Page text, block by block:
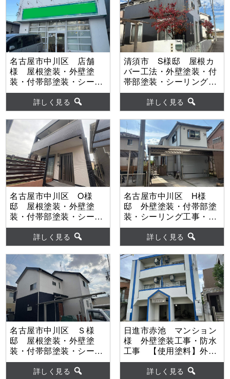
名古屋市中川区 店舗
様 屋根塗装・外壁塗
装・付帯部塗装・シーリ
ング工事 【使用塗料】
屋根：ｽｰﾊﾟｰｼｬﾈﾂｻｰﾓSi
外壁：超低汚染ﾘﾌｧｲﾝ弾
性1000MS-IR
詳しく見る
清須市 S様邸 屋根カ
バー工法・外壁塗装・付
帯部塗装・シーリング工
事・ベランダ防水工事
【使用塗料】外壁：グラ
ンデ
詳しく見る
名古屋市中川区 O様
邸 屋根塗装・外壁塗
装・付帯部塗装・シーリ
ング工事・ベランダ防水
工事 【使用塗料】屋
根：ｳﾙﾄﾗSi 外壁：ｳﾙﾄﾗ
Si
詳しく見る
名古屋市中川区 H様
邸 外壁塗装・付帯部塗
装・シーリング工事・漆
喰工事・ベランダ防水工
事 【使用塗料】外壁：
ウルトラMUKI
詳しく見る
名古屋市中川区 Ｓ様
邸 屋根塗装・外壁塗
装・付帯部塗装・シーリ
ング工事・バルコニー防
水工事 【使用塗料】屋
詳しく見る
日進市赤池 マンション
様 外壁塗装工事・防水
工事 【使用塗料】外
壁：シリコンREVO
詳しく見る